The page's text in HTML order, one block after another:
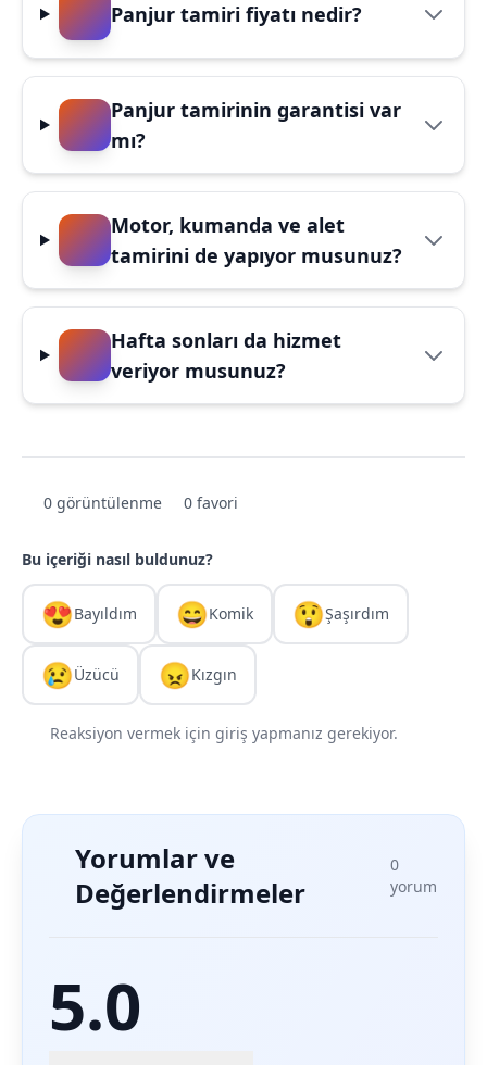
Panjur tamiri fiyatı nedir?
Panjur tamirinin garantisi var
mı?
Motor, kumanda ve alet
tamirini de yapıyor musunuz?
Hafta sonları da hizmet
veriyor musunuz?
0 görüntülenme 0 favori
Bu içeriği nasıl buldunuz?
😍Bayıldım 😄Komik 😲Şaşırdım
😢Üzücü 😠Kızgın
Reaksiyon vermek için giriş yapmanız gerekiyor.
Yorumlar ve
Değerlendirmeler
0
yorum
5.0